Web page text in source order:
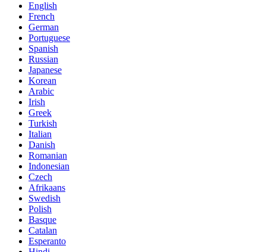
English
French
German
Portuguese
Spanish
Russian
Japanese
Korean
Arabic
Irish
Greek
Turkish
Italian
Danish
Romanian
Indonesian
Czech
Afrikaans
Swedish
Polish
Basque
Catalan
Esperanto